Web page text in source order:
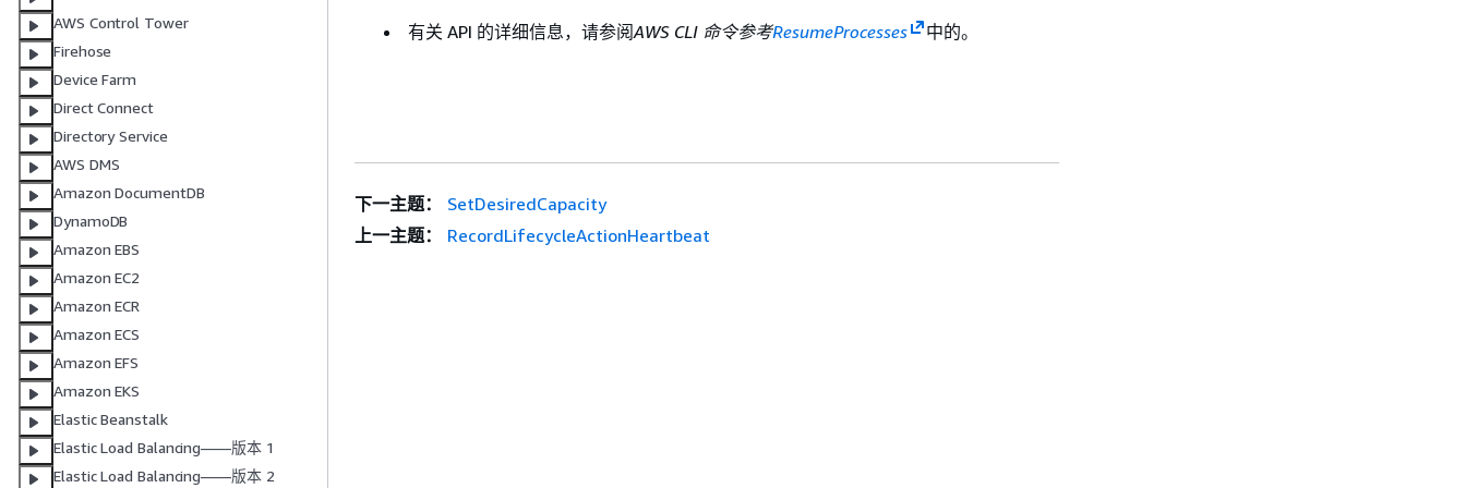
AWS Control Tower
Firehose
Device Farm
Direct Connect
Directory Service
AWS DMS
Amazon DocumentDB
DynamoDB
Amazon EBS
Amazon EC2
Amazon ECR
Amazon ECS
Amazon EFS
Amazon EKS
Elastic Beanstalk
Elastic Load Balancing——版本 1
Elastic Load Balancing——版本 2
有关 API 的详细信息，请参阅AWS CLI 命令参考ResumeProcesses 中的。
下一主题：
SetDesiredCapacity
上一主题：
RecordLifecycleActionHeartbeat